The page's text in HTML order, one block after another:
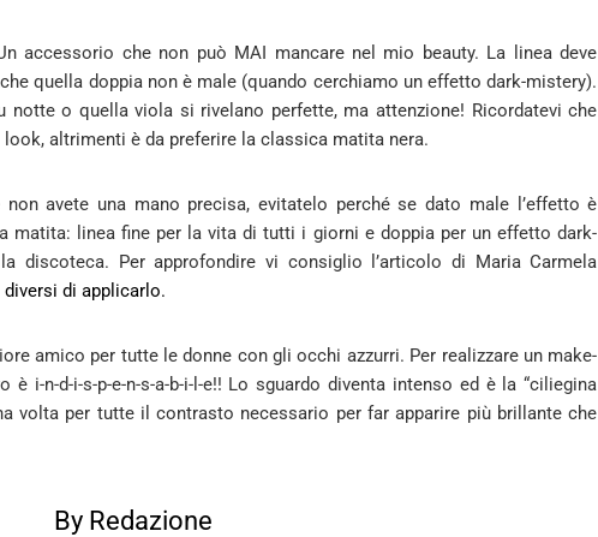
accessorio che non può MAI mancare nel mio beauty. La linea deve
quella doppia non è male (quando cerchiamo un effetto dark-mistery).
o quella viola si rivelano perfette, ma attenzione! Ricordatevi che
altrimenti è da preferire la classica matita nera.
avete una mano precisa, evitatelo perché se dato male l’effetto è
linea fine per la vita di tutti i giorni e doppia per un effetto dark-
discoteca. Per approfondire vi consiglio l’articolo di Maria Carmela
diversi di applicarlo.
amico per tutte le donne con gli occhi azzurri. Per realizzare un make-
i-n-d-i-s-p-e-n-s-a-b-i-l-e!! Lo sguardo diventa intenso ed è la “ciliegina
volta per tutte il contrasto necessario per far apparire più brillante che
By Redazione